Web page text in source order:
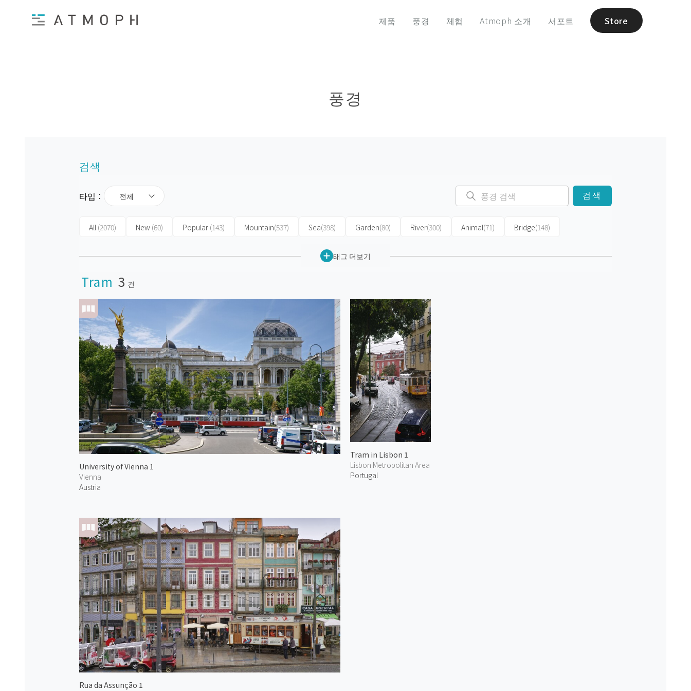
제품 풍경 체험 Atmoph 소개 서포트 Store
풍경
검색
타입： 전체 검색
All (2070) New (60) Popular (143) Mountain(537) Sea(398) Garden(80) River(300) Animal(71) Bridge(148)
태그 더보기
Tram 3 건
University of Vienna 1
Vienna
Austria
Tram in Lisbon 1
Lisbon Metropolitan Area
Portugal
Rua da Assunção 1